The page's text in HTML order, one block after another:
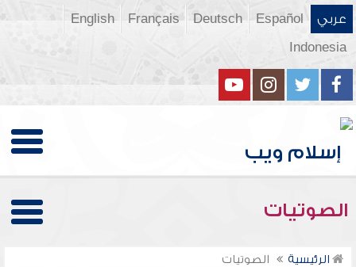
عربي Español
Deutsch
Français
English
Indonesia
الصوتيات
الرئيسية الصوتيات